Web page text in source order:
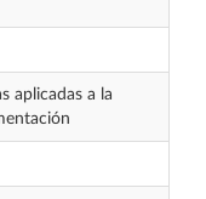
aplicadas a la